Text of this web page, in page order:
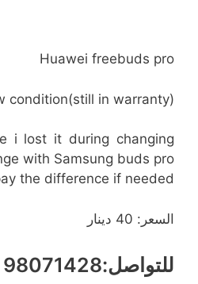
Huawei freebuds pro
condition(still in warranty)
i lost it during changing
with Samsung buds pro
the difference if needed
السعر: 40 دينار
للتواصل:98071428